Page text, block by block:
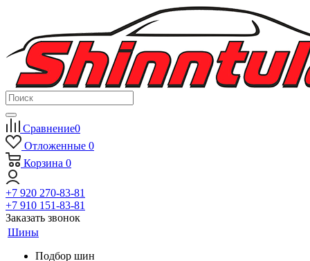
Сравнение0
Отложенные 0
Корзина 0
+7 920 270-83-81
+7 910 151-83-81
Заказать звонок
Шины
Подбор шин